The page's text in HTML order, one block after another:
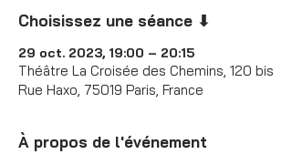
Choisissez une séance ⬇
29 oct. 2023, 19:00 – 20:15
Théâtre La Croisée des Chemins, 120 bis
Rue Haxo, 75019 Paris, France
À propos de l'événement